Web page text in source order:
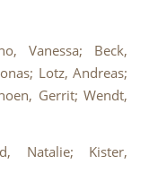
Vanessa; Beck,
Lotz, Andreas;
Gerrit; Wendt,
Natalie; Kister,